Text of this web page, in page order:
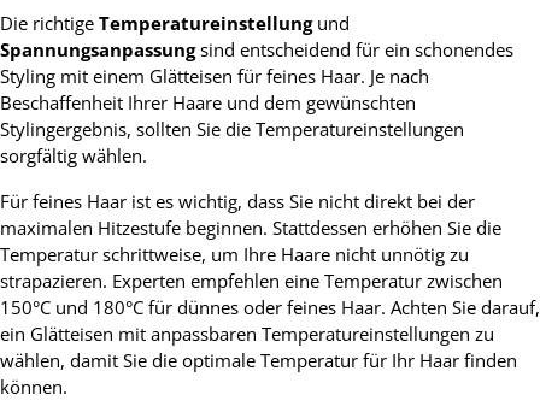
Die richtige Temperatureinstellungund
Spannungsanpassungsind entscheidend für ein schonendes
Styling mit einem Glätteisen für feines Haar. Je nach
Beschaffenheit Ihrer Haare und dem gewünschten
Stylingergebnis, sollten Sie die Temperatureinstellungen
sorgfältig wählen.
Für feines Haar ist es wichtig, dass Sie nicht direkt bei der
maximalen Hitzestufe beginnen. Stattdessen erhöhen Sie die
Temperatur schrittweise, um Ihre Haare nicht unnötig zu
strapazieren. Experten empfehlen eine Temperatur zwischen
150°C und 180°C für dünnes oder feines Haar. Achten Sie darauf,
ein Glätteisen mit anpassbaren Temperatureinstellungen zu
wählen, damit Sie die optimale Temperatur für Ihr Haar finden
können.